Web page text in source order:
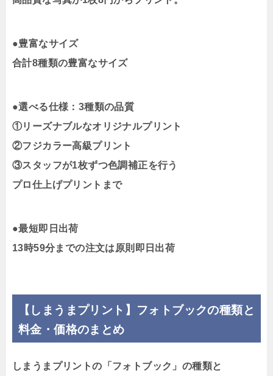
●豊富なサイズ
合計8種類の豊富なサイズ
●選べる仕様：3種類の品質
①リーズナブルなオリジナルプリント
②フジカラー高級プリント
③スタッフが1枚ずつ色調補正を行う
プロ仕上げプリントまで
●最短即日出荷
13時59分までの注文は原則即日出荷
【しまうまプリント】フォトブックの種類と
料金・価格のまとめ
しまうまプリントの「フォトブック」の種類と